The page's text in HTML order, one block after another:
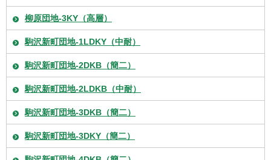
柳原団地-3KY（高層）
駒沢新町団地-1LDKY（中耐）
駒沢新町団地-2DKB（簡二）
駒沢新町団地-2LDKB（中耐）
駒沢新町団地-3DKB（簡二）
駒沢新町団地-3DKY（簡二）